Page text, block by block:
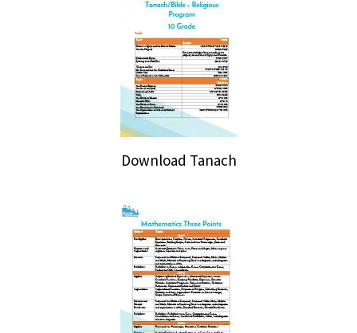
Download Tanach